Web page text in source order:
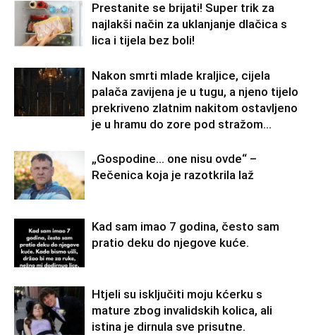
Prestanite se brijati! Super trik za
najlakši način za uklanjanje dlačica s
lica i tijela bez boli!
Nakon smrti mlade kraljice, cijela
palača zavijena je u tugu, a njeno tijelo
prekriveno zlatnim nakitom ostavljeno
je u hramu do zore pod stražom...
„Gospodine… one nisu ovde“ –
Rečenica koja je razotkrila laž
Kad sam imao 7 godina, često sam
pratio deku do njegove kuće.
Htjeli su isključiti moju kćerku s
mature zbog invalidskih kolica, ali
istina je dirnula sve prisutne.